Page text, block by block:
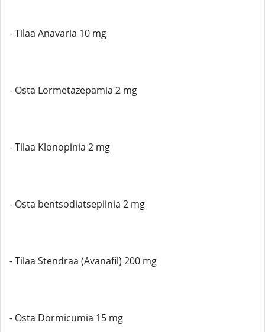
- Tilaa Anavaria 10 mg
- Osta Lormetazepamia 2 mg
- Tilaa Klonopinia 2 mg
- Osta bentsodiatsepiinia 2 mg
- Tilaa Stendraa (Avanafil) 200 mg
- Osta Dormicumia 15 mg